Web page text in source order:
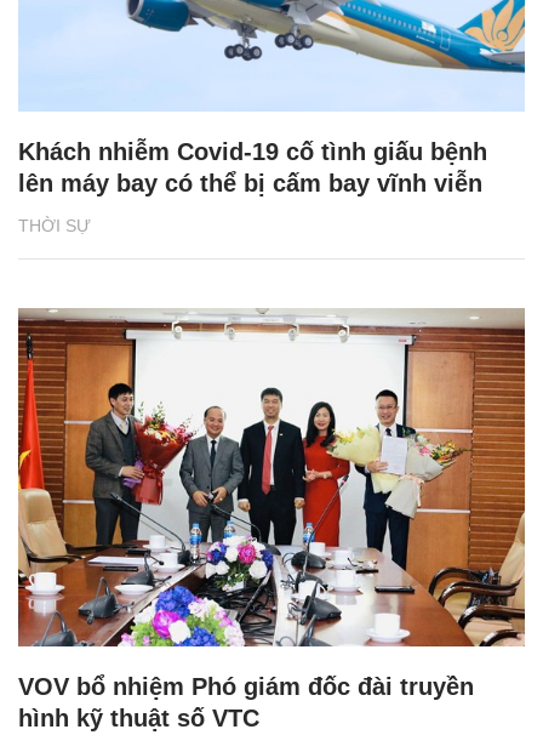
THỜI SỰ
Khách nhiễm Covid-19 cố tình giấu bệnh
lên máy bay có thể bị cấm bay vĩnh viễn
VOV bổ nhiệm Phó giám đốc đài truyền
hình kỹ thuật số VTC